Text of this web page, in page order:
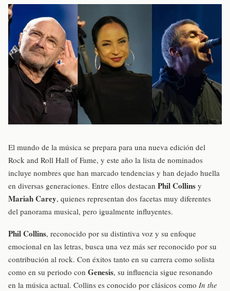
El mundo de la música se prepara para una nueva edición del
Rock and Roll Hall of Fame, y este año la lista de nominados
incluye nombres que han marcado tendencias y han dejado huella
en diversas generaciones. Entre ellos destacan Phil Collins y
Mariah Carey, quienes representan dos facetas muy diferentes
del panorama musical, pero igualmente influyentes.
Phil Collins, reconocido por su distintiva voz y su enfoque
emocional en las letras, busca una vez más ser reconocido por su
contribución al rock. Con éxitos tanto en su carrera como solista
como en su periodo con Genesis, su influencia sigue resonando
en la música actual. Collins es conocido por clásicos como In the